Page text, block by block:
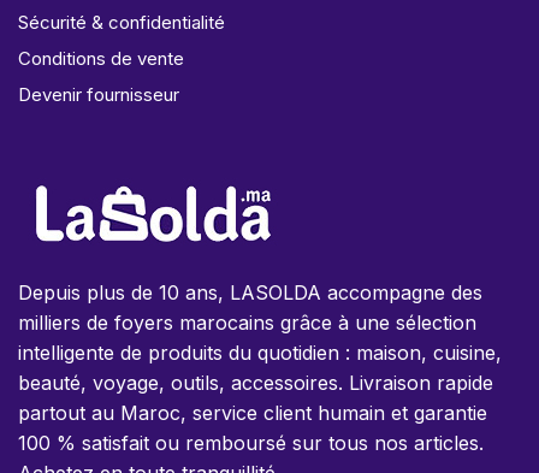
Sécurité & confidentialité
Conditions de vente
Devenir fournisseur
Depuis plus de 10 ans, LASOLDA accompagne des
milliers de foyers marocains grâce à une sélection
intelligente de produits du quotidien : maison, cuisine,
beauté, voyage, outils, accessoires. Livraison rapide
partout au Maroc, service client humain et garantie
100 % satisfait ou remboursé sur tous nos articles.